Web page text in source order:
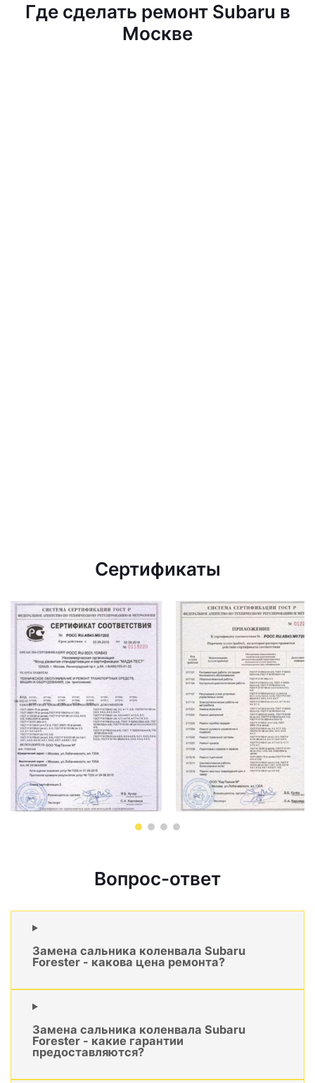
Где сделать ремонт Subaru в
Москве
Сертификаты
Вопрос-ответ
Замена сальника коленвала Subaru
Forester - какова цена ремонта?
Замена сальника коленвала Subaru
Forester - какие гарантии
предоставляются?